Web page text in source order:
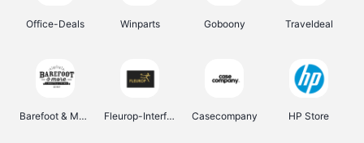
Office-Deals Winparts Goboony Traveldeal
Barefoot & More Fleurop-Interflora Casecompany HP Store